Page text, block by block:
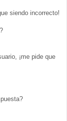
siendo incorrecto!
¡me pide que